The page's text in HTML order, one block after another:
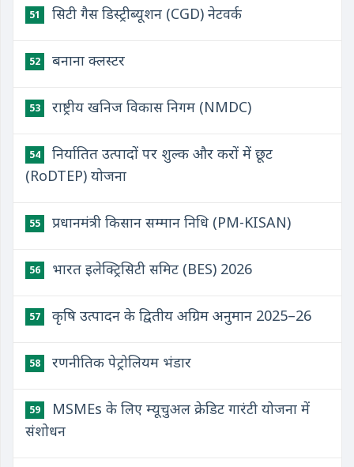
51 सिटी गैस डिस्ट्रीब्यूशन (CGD) नेटवर्क
52 बनाना क्लस्टर
53 राष्ट्रीय खनिज विकास निगम (NMDC)
54
निर्यातित उत्पादों पर शुल्क और करों में छूट
(RoDTEP) योजना
55 प्रधानमंत्री किसान सम्मान निधि (PM-KISAN)
56 भारत इलेक्ट्रिसिटी समिट (BES) 2026
57 कृषि उत्पादन के द्वितीय अग्रिम अनुमान 2025–26
58 रणनीतिक पेट्रोलियम भंडार
59
MSMEs के लिए म्यूचुअल क्रेडिट गारंटी योजना में
संशोधन